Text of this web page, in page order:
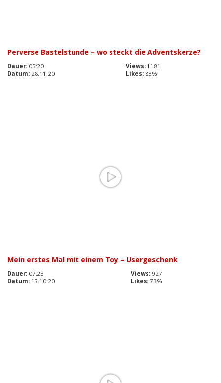
Perverse Bastelstunde – wo steckt die Adventskerze?
Dauer: 05:20 Views: 1181
Datum: 28.11.20 Likes: 83%
Mein erstes Mal mit einem Toy – Usergeschenk
Dauer: 07:25 Views: 927
Datum: 17.10.20 Likes: 73%